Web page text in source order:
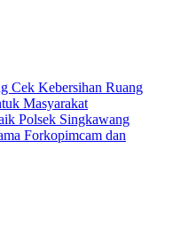
Cek Kebersihan Ruang
Masyarakat
Polsek Singkawang
Forkopimcam dan